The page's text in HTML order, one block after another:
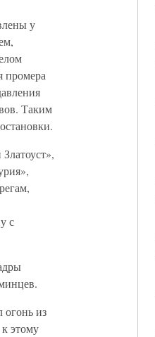
у
промера
Таким
с
огонь из
этому